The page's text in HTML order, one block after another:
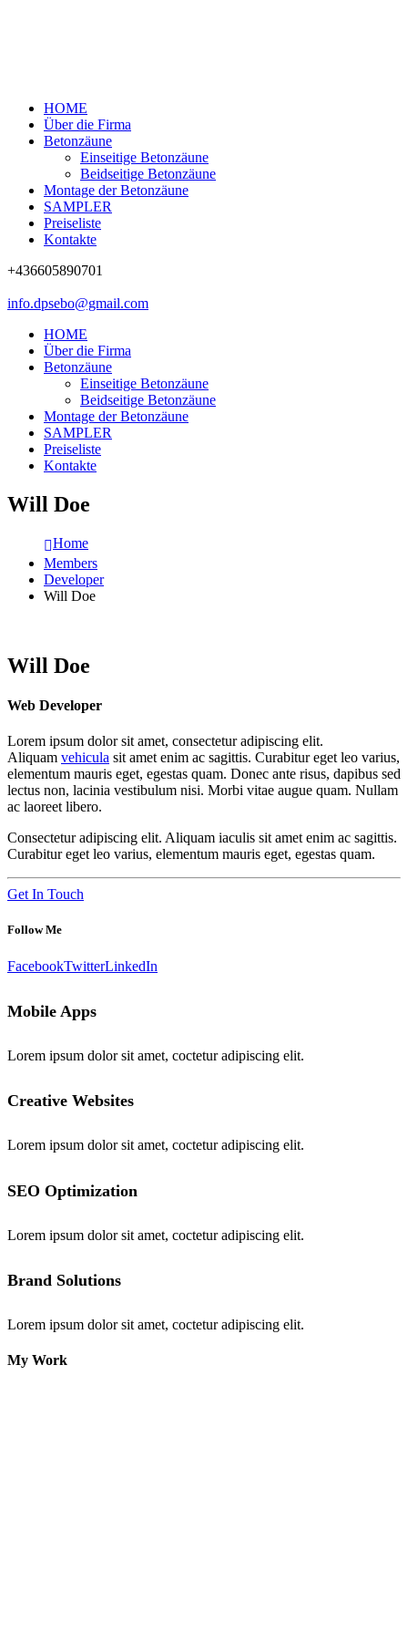
HOME
Über die Firma
Betonzäune
Einseitige Betonzäune
Beidseitige Betonzäune
Montage der Betonzäune
SAMPLER
Preiseliste
Kontakte
+436605890701
info.dpsebo@gmail.com
HOME
Über die Firma
Betonzäune
Einseitige Betonzäune
Beidseitige Betonzäune
Montage der Betonzäune
SAMPLER
Preiseliste
Kontakte
Will Doe
Home
Members
Developer
Will Doe
Will Doe
Web Developer
Lorem ipsum dolor sit amet, consectetur adipiscing elit.
Aliquam vehicula sit amet enim ac sagittis. Curabitur eget leo varius,
elementum mauris eget, egestas quam. Donec ante risus, dapibus sed
lectus non, lacinia vestibulum nisi. Morbi vitae augue quam. Nullam
ac laoreet libero.
Consectetur adipiscing elit. Aliquam iaculis sit amet enim ac sagittis.
Curabitur eget leo varius, elementum mauris eget, egestas quam.
Get In Touch
Follow Me
FacebookTwitterLinkedIn
Mobile Apps
Lorem ipsum dolor sit amet, coctetur adipiscing elit.
Creative Websites
Lorem ipsum dolor sit amet, coctetur adipiscing elit.
SEO Optimization
Lorem ipsum dolor sit amet, coctetur adipiscing elit.
Brand Solutions
Lorem ipsum dolor sit amet, coctetur adipiscing elit.
My Work